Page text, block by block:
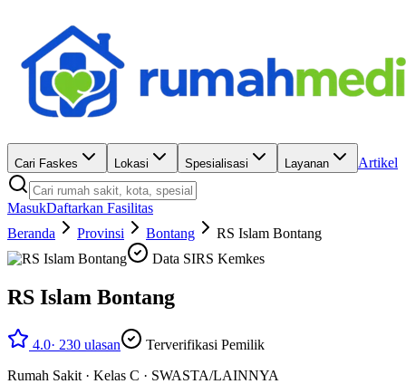
Cari Faskes Lokasi Spesialisasi Layanan Artikel
MasukDaftarkan Fasilitas
Beranda
Provinsi Bontang
RS Islam Bontang
Data SIRS Kemkes
RS Islam Bontang
4.0· 230 ulasan
Terverifikasi Pemilik
Rumah Sakit · Kelas C · SWASTA/LAINNYA